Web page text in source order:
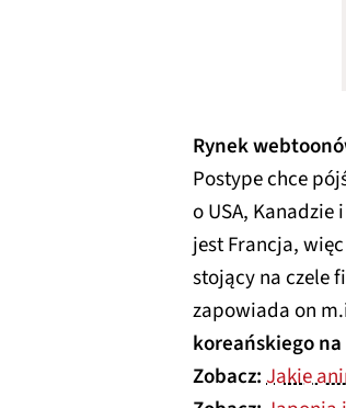
Rynek
Postype chce
o USA,
jest Francja,
stojący na czele
zapowiada on
koreańskiego
Zobacz:Jakie